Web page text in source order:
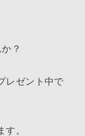
？
レゼント中で
。